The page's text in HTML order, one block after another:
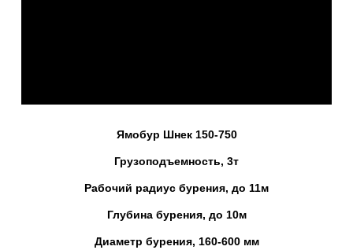
Ямобур Шнек 150-750
Грузоподъемность, 3т
Рабочий радиус бурения, до 11м
Глубина бурения, до 10м
Диаметр бурения, 160-600 мм